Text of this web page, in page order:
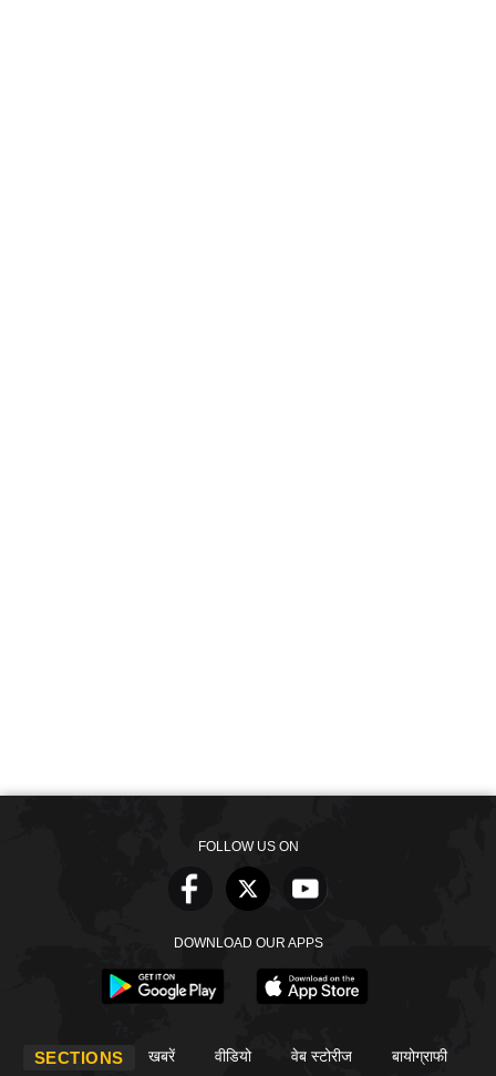
FOLLOW US ON
DOWNLOAD OUR APPS
SECTIONS खबरें वीडियो वेब स्टोरीज बायोग्राफी